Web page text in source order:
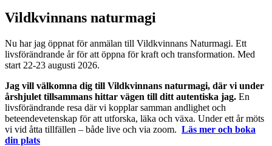
Vildkvinnans naturmagi
Nu har jag öppnat för anmälan till Vildkvinnans Naturmagi. Ett
livsförändrande år för att öppna för kraft och transformation. Med
start 22-23 augusti 2026.
Jag vill välkomna dig till Vildkvinnans naturmagi, där vi under
årshjulet tillsammans hittar vägen till ditt autentiska jag. En
livsförändrande resa där vi kopplar samman andlighet och
beteendevetenskap för att utforska, läka och växa. Under ett år möts
vi vid åtta tillfällen – både live och via zoom. Läs mer och boka
din plats